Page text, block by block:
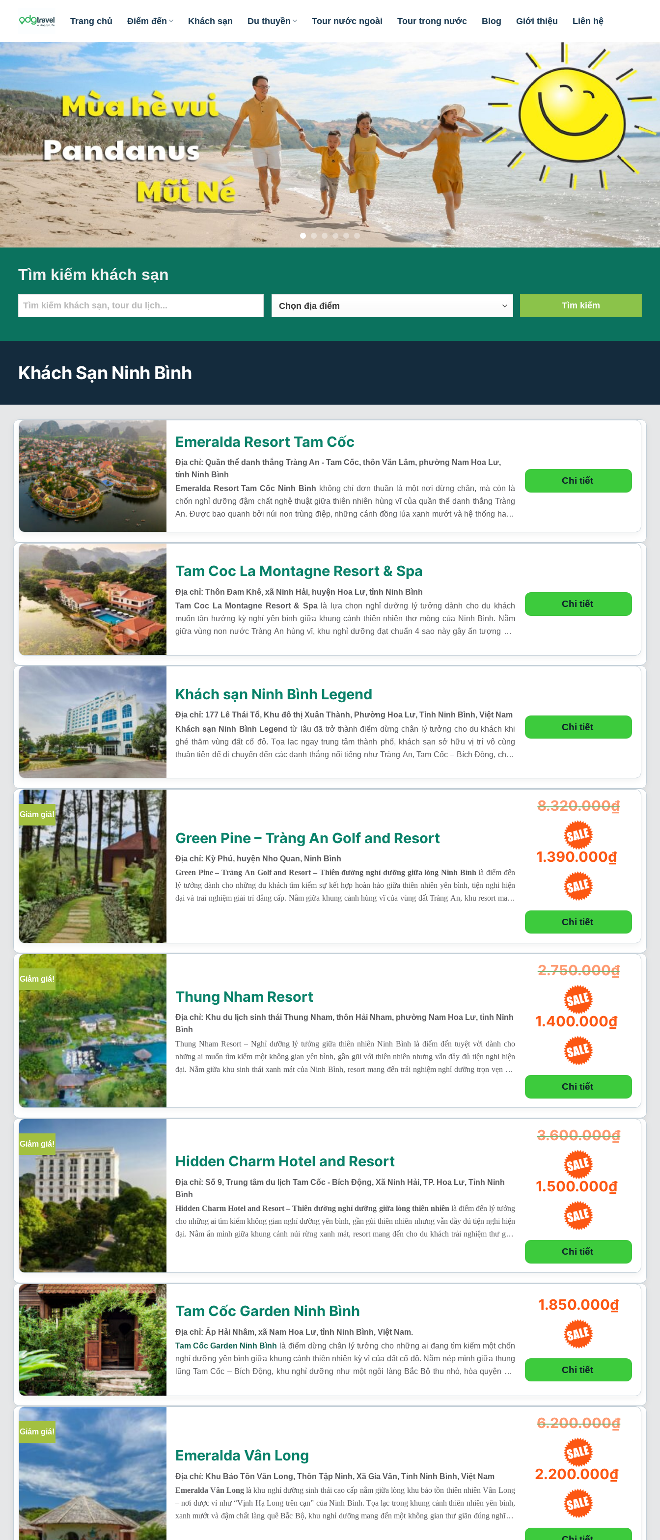
Trang chủ Điểm đến Khách sạn Du thuyền Tour nước ngoài Tour trong nước Blog Giới thiệu Liên hệ
Tìm kiếm khách sạn
Tìm kiếm
Khách Sạn Ninh Bình
Emeralda Resort Tam Cốc
Địa chỉ: Quần thể danh thắng Tràng An - Tam Cốc, thôn Văn Lâm, phường Nam Hoa Lư,
tỉnh Ninh Bình
Emeralda Resort Tam Cốc Ninh Bình không chỉ đơn thuần là một nơi dừng chân, mà còn là
chốn nghỉ dưỡng đậm chất nghệ thuật giữa thiên nhiên hùng vĩ của quần thể danh thắng Tràng
An. Được bao quanh bởi núi non trùng điệp, những cánh đồng lúa xanh mướt và hệ thống hang
Chi tiết
Tam Coc La Montagne Resort & Spa
Địa chỉ: Thôn Đam Khê, xã Ninh Hải, huyện Hoa Lư, tỉnh Ninh Bình
Tam Coc La Montagne Resort & Spalà lựa chọn nghỉ dưỡng lý tưởng dành cho du khách
muốn tận hưởng kỳ nghỉ yên bình giữa khung cảnh thiên nhiên thơ mộng của Ninh Bình. Nằm
giữa vùng non nước Tràng An hùng vĩ, khu nghỉ dưỡng đạt chuẩn 4 sao này gây ấn tượng với
Chi tiết
Khách sạn Ninh Bình Legend
Địa chỉ: 177 Lê Thái Tổ, Khu đô thị Xuân Thành, Phường Hoa Lư, Tỉnh Ninh Bình, Việt Nam
Khách sạn Ninh Bình Legend từ lâu đã trở thành điểm dừng chân lý tưởng cho du khách khi
ghé thăm vùng đất cố đô. Tọa lạc ngay trung tâm thành phố, khách sạn sở hữu vị trí vô cùng
thuận tiện để di chuyển đến các danh thắng nổi tiếng như Tràng An, Tam Cốc – Bích Động, chùa
Chi tiết
Giảm giá!
Green Pine – Tràng An Golf and Resort
Địa chỉ: Kỳ Phú, huyện Nho Quan, Ninh Bình
Green Pine – Tràng An Golf and Resort – Thiên đường nghỉ dưỡng giữa lòng Ninh Bìnhlà điểm đến
lý tưởng dành cho những du khách tìm kiếm sự kết hợp hoàn hảo giữa thiên nhiên yên bình, tiện nghi hiện
đại và trải nghiệm giải trí đẳng cấp. Nằm giữa khung cảnh hùng vĩ của vùng đất Tràng An, khu resort mang
8.320.000₫
Giá
gốc
8.320.000₫.
1.390.000₫
hiện
tại
Chi tiết
Giảm giá!
Thung Nham Resort
Địa chỉ: Khu du lịch sinh thái Thung Nham, thôn Hải Nham, phường Nam Hoa Lư, tỉnh Ninh
Bình
Thung Nham Resort – Nghỉ dưỡng lý tưởng giữa thiên nhiên Ninh Bình là điểm đến tuyệt vời dành cho
những ai muốn tìm kiếm một không gian yên bình, gần gũi với thiên nhiên nhưng vẫn đầy đủ tiện nghi hiện
đại. Nằm giữa khu sinh thái xanh mát của Ninh Bình, resort mang đến trải nghiệm nghỉ dưỡng trọn vẹn với
2.750.000₫
Giá
gốc
2.750.000₫.
1.400.000₫
hiện
tại
Chi tiết
Giảm giá!
Hidden Charm Hotel and Resort
Địa chỉ: Số 9, Trung tâm du lịch Tam Cốc - Bích Động, Xã Ninh Hải, TP. Hoa Lư, Tỉnh Ninh
Bình
Hidden Charm Hotel and Resort – Thiên đường nghỉ dưỡng giữa lòng thiên nhiên là điểm đến lý tưởng
cho những ai tìm kiếm không gian nghỉ dưỡng yên bình, gần gũi thiên nhiên nhưng vẫn đầy đủ tiện nghi hiện
đại. Nằm ẩn mình giữa khung cảnh núi rừng xanh mát, resort mang đến cho du khách trải nghiệm thư giãn
3.600.000₫
Giá
gốc
3.600.000₫.
1.500.000₫
hiện
tại
Chi tiết
Tam Cốc Garden Ninh Bình
Địa chỉ: Ấp Hải Nhâm, xã Nam Hoa Lư, tỉnh Ninh Bình, Việt Nam.
Tam Cốc Garden Ninh Bình là điểm dừng chân lý tưởng cho những ai đang tìm kiếm một chốn
nghỉ dưỡng yên bình giữa khung cảnh thiên nhiên kỳ vĩ của đất cố đô. Nằm nép mình giữa thung
lũng Tam Cốc – Bích Động, khu nghỉ dưỡng như một ngôi làng Bắc Bộ thu nhỏ, hòa quyện hài
1.850.000₫
Chi tiết
Giảm giá!
Emeralda Vân Long
Địa chỉ: Khu Bảo Tồn Vân Long, Thôn Tập Ninh, Xã Gia Vân, Tỉnh Ninh Bình, Việt Nam
Emeralda Vân Longlà khu nghỉ dưỡng sinh thái cao cấp nằm giữa lòng khu bảo tồn thiên nhiên Vân Long
– nơi được ví như “Vịnh Hạ Long trên cạn” của Ninh Bình. Tọa lạc trong khung cảnh thiên nhiên yên bình,
xanh mướt và đậm chất làng quê Bắc Bộ, khu nghỉ dưỡng mang đến một không gian thư giãn đúng nghĩa –
6.200.000₫
Giá
gốc
6.200.000₫.
2.200.000₫
hiện